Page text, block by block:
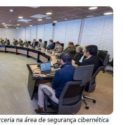
na área de segurança cibernética